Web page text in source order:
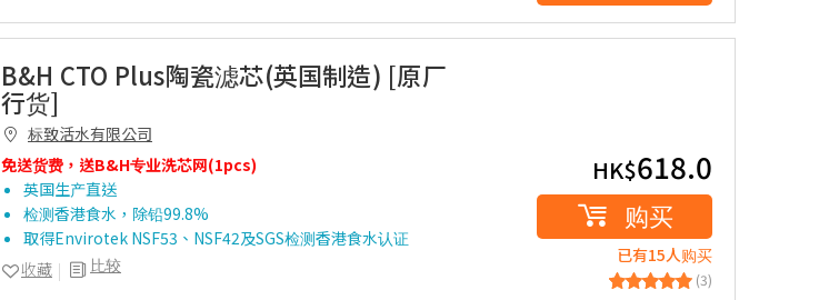
B&H CTO Plus陶瓷滤芯(英国制造) [原厂
行货]
标致活水有限公司
免送货费，送B&H专业洗芯网(1pcs)
英国生产直送
检测香港食水，除铅99.8%
取得Envirotek NSF53、NSF42及SGS检测香港食水认证
比较
收藏
HK$618.0
购买
已有15人购买
(3)